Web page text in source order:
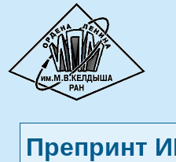
Препринт